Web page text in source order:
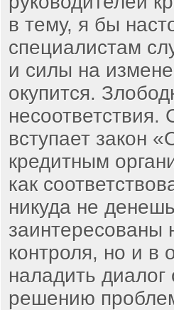
в тему, я бы
специалистам
и силы на
окупится.
вступает закон
кредитным
как
никуда не
заинтересованы
контроля, но и в
наладить
решению